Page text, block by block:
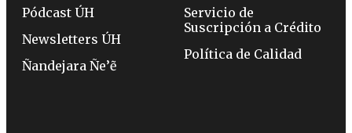
Pódcast ÚH
Newsletters ÚH
Ñandejara Ñe’ẽ
Servicio de
Suscripción a Crédito
Política de Calidad